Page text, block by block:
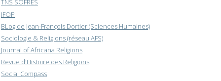
TNS SOFRES
IFOP
BLog de Jean-François Dortier (Sciences Humaines)
Sociologie & Religions (réseau AFS)
Journal of Africana Religions
Revue d'Histoire des Religions
Social Compass